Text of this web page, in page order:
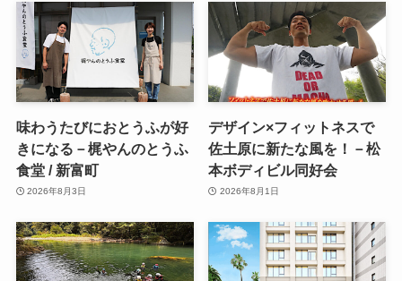
味わうたびにおとうふが好
きになる－梶やんのとうふ
食堂 / 新富町
2026年8月3日
デザイン×フィットネスで
佐土原に新たな風を！－松
本ボディビル同好会
2026年8月1日